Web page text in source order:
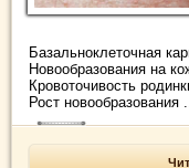
Базальноклеточная
Новообразования на
Кровоточивость
Рост новообразования ...